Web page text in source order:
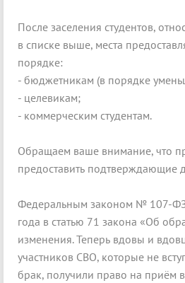
После заселения студентов,
в списке выше, места
порядке:
- бюджетникам (в порядке
- целевикам;
- коммерческим студентам.
Обращаем ваше внимание, что
предоставить подтверждающие
Федеральным законом № 107-
года в статью 71 закона «Об
изменения. Теперь вдовы и
участников СВО, которые не
брак, получили право на приём